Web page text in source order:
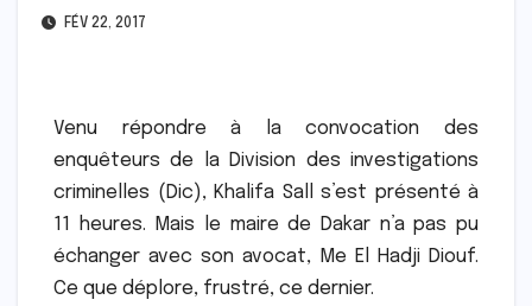
FÉV 22, 2017
Venu répondre à la convocation des
enquêteurs de la Division des investigations
criminelles (Dic), Khalifa Sall s’est présenté à
11 heures. Mais le maire de Dakar n’a pas pu
échanger avec son avocat, Me El Hadji Diouf.
Ce que déplore, frustré, ce dernier.